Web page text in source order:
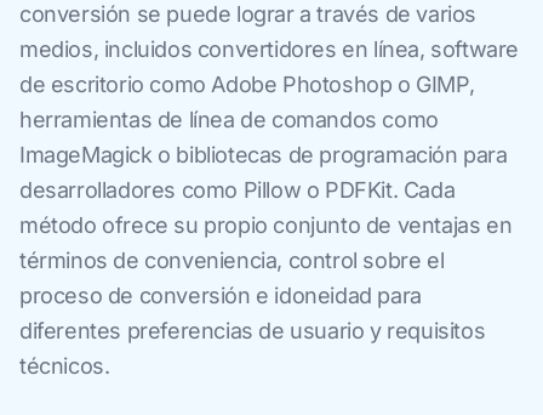
conversión se puede lograr a través de varios
medios, incluidos convertidores en línea, software
de escritorio como Adobe Photoshop o GIMP,
herramientas de línea de comandos como
ImageMagick o bibliotecas de programación para
desarrolladores como Pillow o PDFKit. Cada
método ofrece su propio conjunto de ventajas en
términos de conveniencia, control sobre el
proceso de conversión e idoneidad para
diferentes preferencias de usuario y requisitos
técnicos.